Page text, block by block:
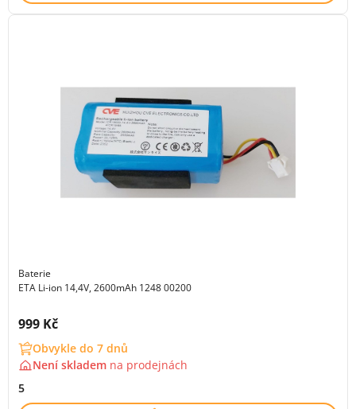
Baterie
ETA Li-ion 14,4V, 2600mAh 1248 00200
Cena s DPH:
999 Kč
Obvykle do 7 dnů
Není skladem na prodejnách
5